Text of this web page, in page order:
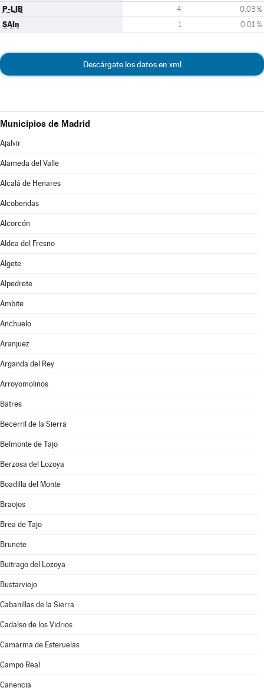
P-LIB 4 0,03 %
SAIn 1 0,01 %
Descárgate los datos en xml
Municipios de Madrid
Ajalvir
Alameda del Valle
Alcalá de Henares
Alcobendas
Alcorcón
Aldea del Fresno
Algete
Alpedrete
Ambite
Anchuelo
Aranjuez
Arganda del Rey
Arroyomolinos
Batres
Becerril de la Sierra
Belmonte de Tajo
Berzosa del Lozoya
Boadilla del Monte
Braojos
Brea de Tajo
Brunete
Buitrago del Lozoya
Bustarviejo
Cabanillas de la Sierra
Cadalso de los Vidrios
Camarma de Esteruelas
Campo Real
Canencia